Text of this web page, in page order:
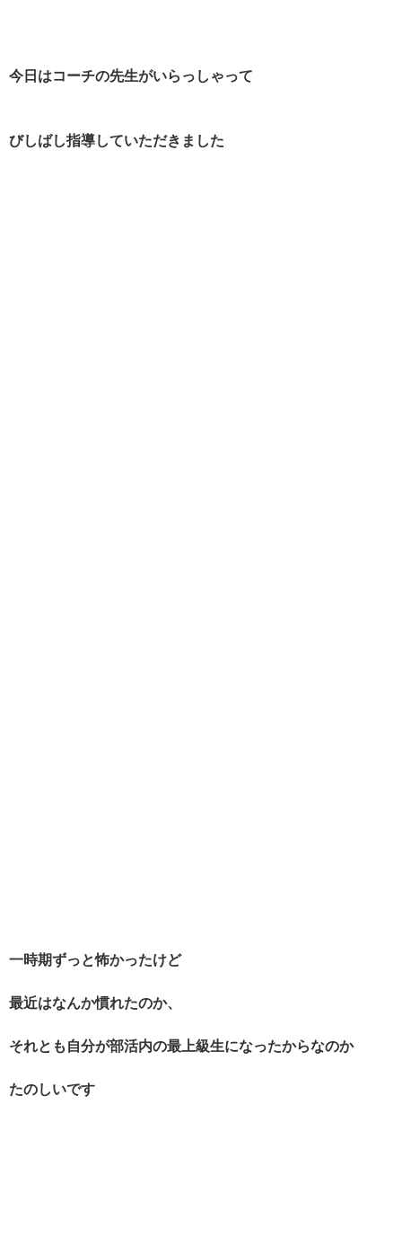
今日はコーチの先生がいらっしゃって
びしばし指導していただきました
一時期ずっと怖かったけど
最近はなんか慣れたのか、
それとも自分が部活内の最上級生になったからなのか
たのしいです